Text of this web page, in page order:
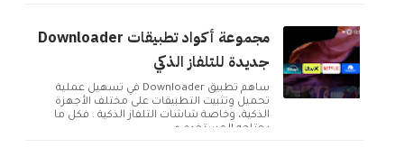
مجموعة أكواد تطبيقات Downloader
جديدة للتلفاز الذكي
ساهم تطبيق Downloader في تسهيل عملية
تحميل وتثبيت التطبيقات على مختلف الأجهزة
الذكية، وخاصة شاشات التلفاز الذكية . فكل ما
يحتاجه المستخدم ه...